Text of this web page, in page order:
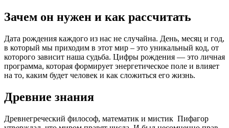
Зачем он нужен и как рассчитать
Дата рождения каждого из нас не случайна. День, месяц и год,
в который мы приходим в этот мир – это уникальный код, от
которого зависит наша судьба. Цифры рождения — это личная
программа, которая формирует энергетическое поле и влияет
на то, каким будет человек и как сложиться его жизнь.
Древние знания
Древнегреческий философ, математик и мистик Пифагор